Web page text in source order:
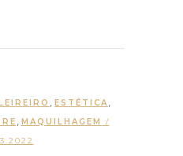
ESTÉTICA
MAQUILHAGEM
/